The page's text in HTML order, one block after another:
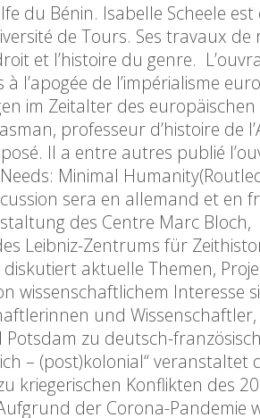
du Bénin. Isabelle Scheele
de Tours. Ses travaux
et l’histoire du genre.
l’apogée de l’impérialisme
im Zeitalter des europäischen
professeur d’histoire de
Il a entre autres publié
Minimal
sera en allemand et en
des Centre Marc Bloch,
Leibniz-Zentrums für
diskutiert aktuelle Themen,
wissenschaftlichem Interesse
und
zu deutsch-
– (post)kolonial“ veranstaltet
kriegerischen Konflikten des
der Corona-Pandemie